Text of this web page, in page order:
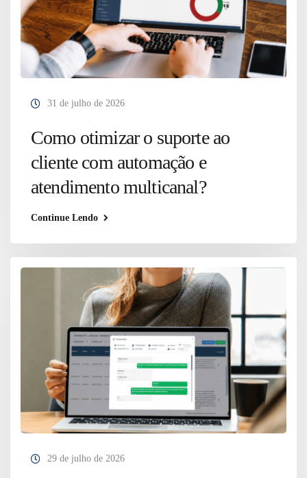
31 de julho de 2026
Como otimizar o suporte ao
cliente com automação e
atendimento multicanal?
Continue Lendo
29 de julho de 2026